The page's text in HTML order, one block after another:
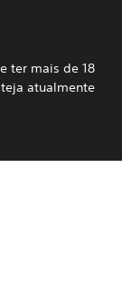
ter mais de 18
atualmente